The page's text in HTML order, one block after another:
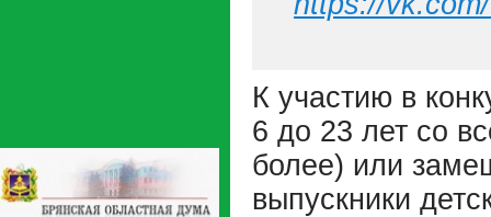
К участию в
6 до 23 лет со
более) или
выпускники